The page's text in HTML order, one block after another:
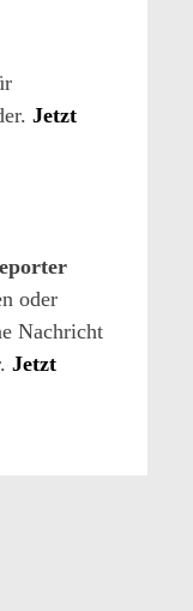
Jetzt
oder
Nachricht
Jetzt